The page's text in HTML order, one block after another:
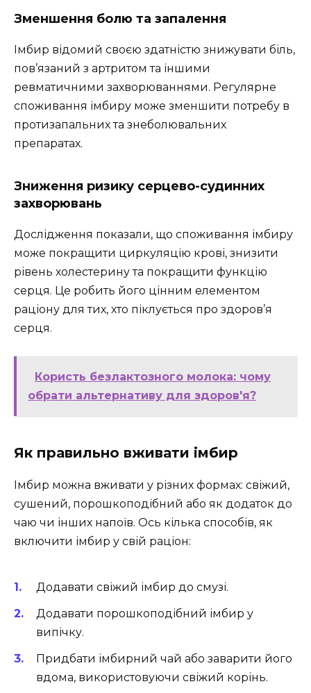
Зменшення болю та запалення
Імбир відомий своєю здатністю знижувати біль,
пов’язаний з артритом та іншими
ревматичними захворюваннями. Регулярне
споживання імбиру може зменшити потребу в
протизапальних та знеболювальних
препаратах.
Зниження ризику серцево-судинних
захворювань
Дослідження показали, що споживання імбиру
може покращити циркуляцію крові, знизити
рівень холестерину та покращити функцію
серця. Це робить його цінним елементом
раціону для тих, хто піклується про здоров’я
серця.
Користь безлактозного молока: чому
обрати альтернативу для здоров'я?
Як правильно вживати імбир
Імбир можна вживати у різних формах: свіжий,
сушений, порошкоподібний або як додаток до
чаю чи інших напоїв. Ось кілька способів, як
включити імбир у свій раціон:
Додавати свіжий імбир до смузі.
Додавати порошкоподібний імбир у
випічку.
Придбати імбирний чай або заварити його
вдома, використовуючи свіжий корінь.